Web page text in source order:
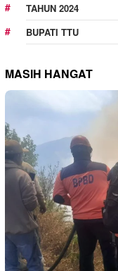
TAHUN 2024
BUPATI TTU
MASIH HANGAT